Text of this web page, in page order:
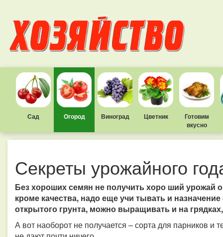
Сад Огород Виноград Цветник
Готовим
вкусно
Секреты урожайного
Без хороших семян не получить хоро ший урожай
кроме качества, надо еще учи тывать и
открытого грунта, можно выращивать и на
А вот наоборот не получается – сорта для парников и